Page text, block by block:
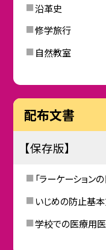
沿革史
修学旅行
自然教室
配布文書
【保存版】
「ラーケーション
いじめの防止基本
学校での医療用